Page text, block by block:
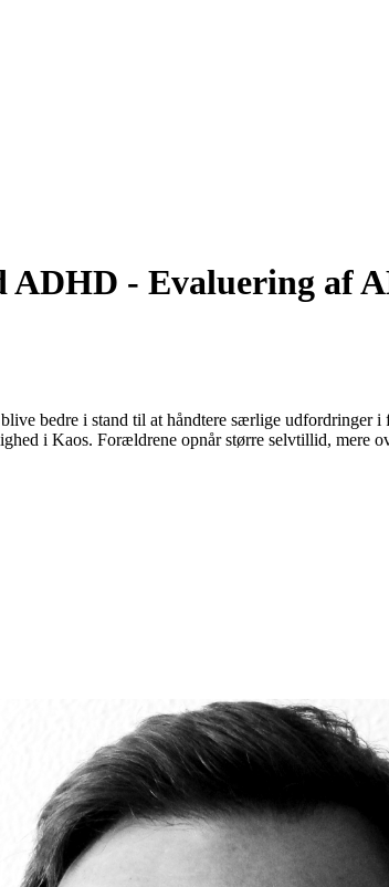
- Evaluering af
bedre i stand til at håndtere særlige udfordringer
i Kaos. Forældrene opnår større selvtillid, mere